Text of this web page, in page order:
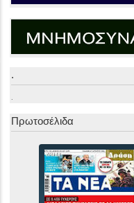
.
.
Πρωτοσέλιδα